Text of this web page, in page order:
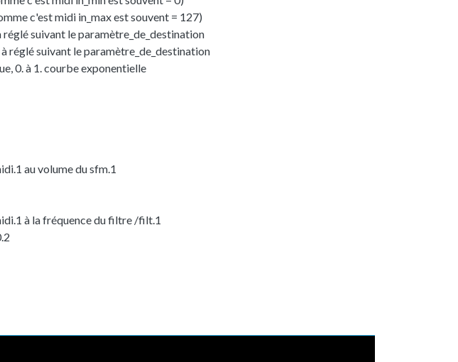
c'est midi in_max est souvent = 127)
suivant le paramètre_de_destination
réglé suivant le paramètre_de_destination
0. à 1. courbe exponentielle
au volume du sfm.1
à la fréquence du filtre /filt.1